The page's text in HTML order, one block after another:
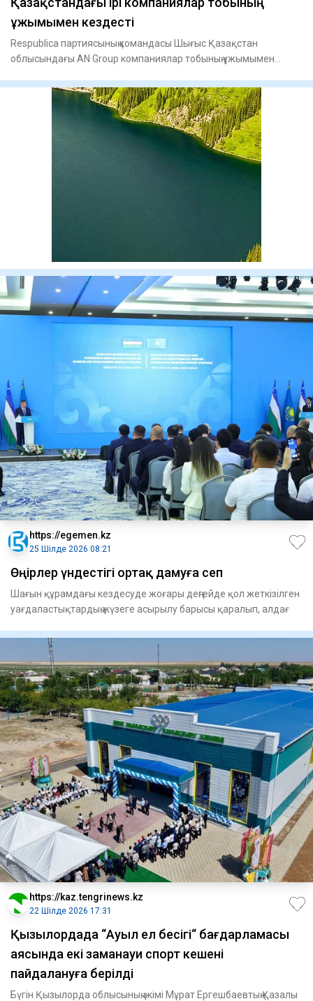
ұжымымен кездесті
Respublica партиясының командасы Шығыс Қазақстан
облысындағы AN Group компаниялар тобының ұжымымен
https://egemen.kz
25 Шілде 2026 08:21
Өңірлер үндестігі ортақ дамуға сеп
Шағын құрамдағы кездесуде жоғары деңгей­де қол жеткізілген
уағдалас­тықтар­дың жүзеге асырылу барысы қаралып, алда­ғ
https://kaz.tengrinews.kz
22 Шілде 2026 17:31
Қызылордада “Ауыл ел бесігі“ бағдарламасы
аясында екі заманауи спорт кешені
пайдалануға берілді
Бүгін Қызылорда облысының әкімі Мұрат Ергешбаевтың Қазалы